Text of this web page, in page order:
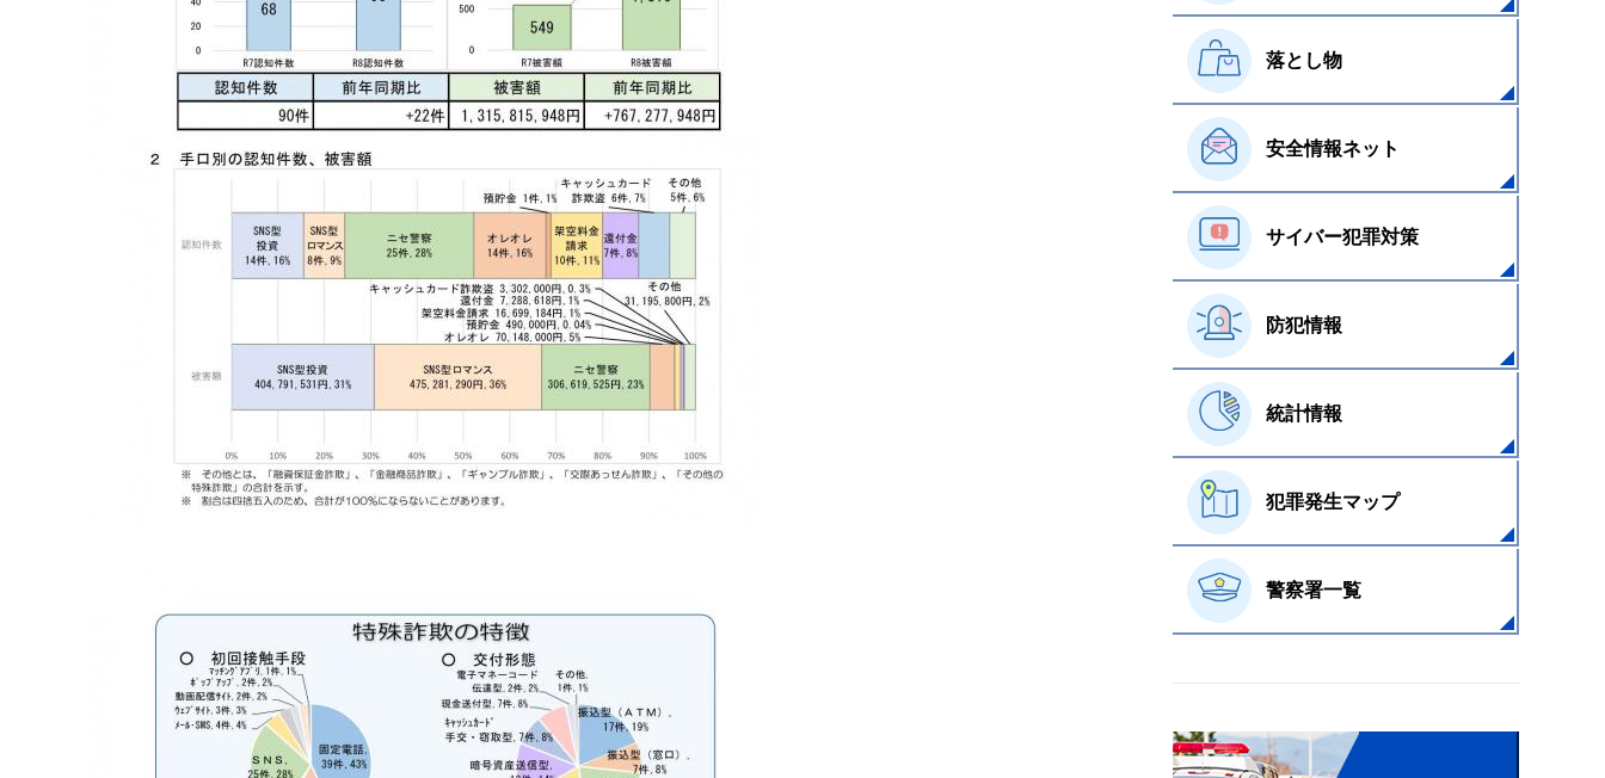
落とし物
安全情報ネット
サイバー犯罪対策
防犯情報
統計情報
犯罪発生マップ
警察署一覧